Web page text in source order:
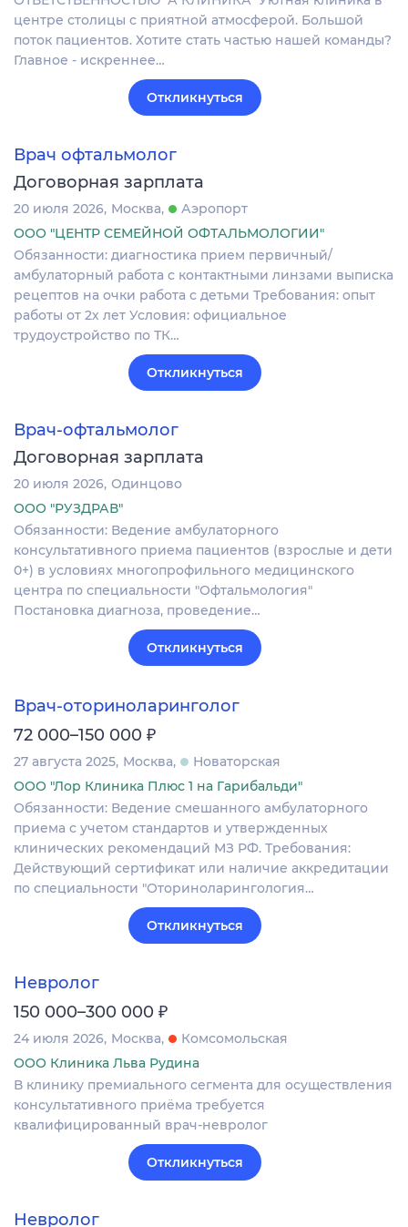
центре столицы с приятной атмосферой. Большой
поток пациентов. Хотите стать частью нашей команды?
Главное - искреннее…
Откликнуться
Врач офтальмолог
Договорная зарплата
20 июля 2026 Москва
Аэропорт
ООО "ЦЕНТР СЕМЕЙНОЙ ОФТАЛЬМОЛОГИИ"
Обязанности: диагностика прием первичный/
амбулаторный работа с контактными линзами выписка
рецептов на очки работа с детьми Требования: опыт
работы от 2х лет Условия: официальное
трудоустройство по ТК…
Откликнуться
Врач-офтальмолог
Договорная зарплата
20 июля 2026 Одинцово
ООО "РУЗДРАВ"
Обязанности: Ведение амбулаторного
консультативного приема пациентов (взрослые и дети
0+) в условиях многопрофильного медицинского
центра по специальности "Офтальмология"
Постановка диагноза‚ проведение…
Откликнуться
Врач-оториноларинголог
72 000–150 000 ₽
27 августа 2025 Москва
Новаторская
ООО "Лор Клиника Плюс 1 на Гарибальди"
Обязанности: Ведение смешанного амбулаторного
приема с учетом стандартов и утвержденных
клинических рекомендаций МЗ РФ. Требования:
Действующий сертификат или наличие аккредитации
по специальности "Оториноларингология…
Откликнуться
Невролог
150 000–300 000 ₽
24 июля 2026 Москва
Комсомольская
ООО Клиника Льва Рудина
В клинику премиального сегмента для осуществления
консультативного приёма требуется
квалифицированный врач-невролог
Откликнуться
Невролог